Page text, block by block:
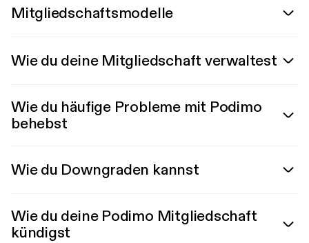
Mitgliedschaftsmodelle
Wie du deine Mitgliedschaft verwaltest
Wie du häufige Probleme mit Podimo
behebst
Wie du Downgraden kannst
Wie du deine Podimo Mitgliedschaft
kündigst